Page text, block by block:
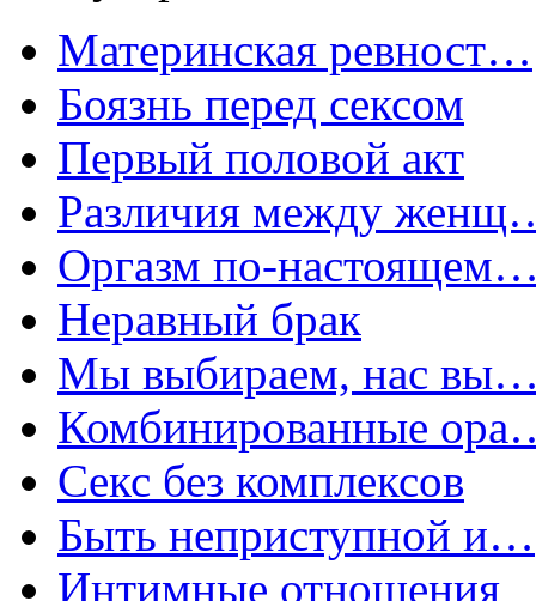
Материнская ревност…
Боязнь перед сексом
Первый половой акт
Различия между
Оргазм по-
Неравный брак
Мы выбираем, нас
Комбинированные
Секс без комплексов
Быть неприступной и…
Интимные отношения